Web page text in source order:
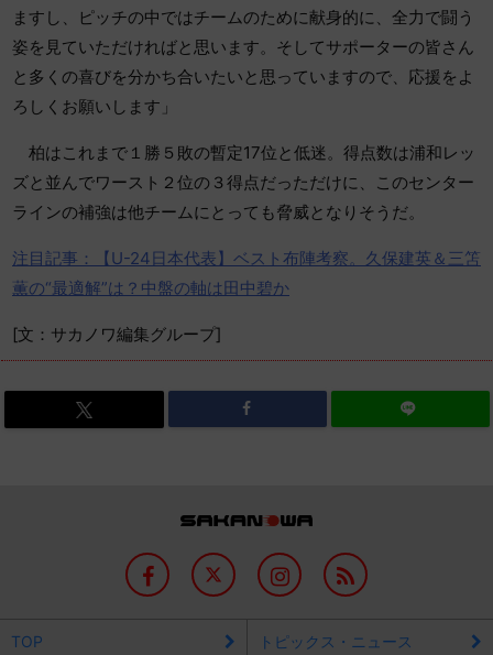
ますし、ピッチの中ではチームのために献身的に、全力で闘う
姿を見ていただければと思います。そしてサポーターの皆さん
と多くの喜びを分かち合いたいと思っていますので、応援をよ
ろしくお願いします」
柏はこれまで１勝５敗の暫定17位と低迷。得点数は浦和レッ
ズと並んでワースト２位の３得点だっただけに、このセンター
ラインの補強は他チームにとっても脅威となりそうだ。
注目記事：【U-24日本代表】ベスト布陣考察。久保建英＆三笘
薫の“最適解”は？中盤の軸は田中碧か
[文：サカノワ編集グループ]
TOP トピックス・ニュース